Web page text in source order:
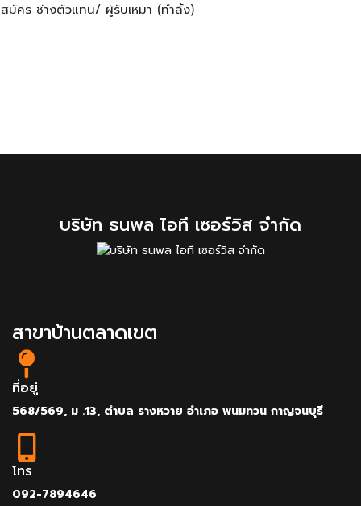
สมัคร ช่างตัวแทน/ ผู้รับเหมา (ทำลิ้ง)
บริษัท ธนพล ไอที เซอร์วิส จำกัด
สาขาบ้านตลาดเขต
ที่อยู่
568/569, ม .13, ตำบล รางหวาย อำเภอ พนมทวน กาญจนบุรี
โทร
092-7894646